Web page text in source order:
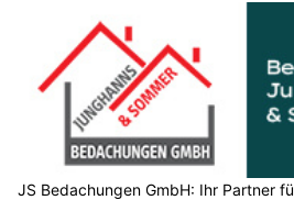
JS Bedachungen GmbH: Ihr Partner